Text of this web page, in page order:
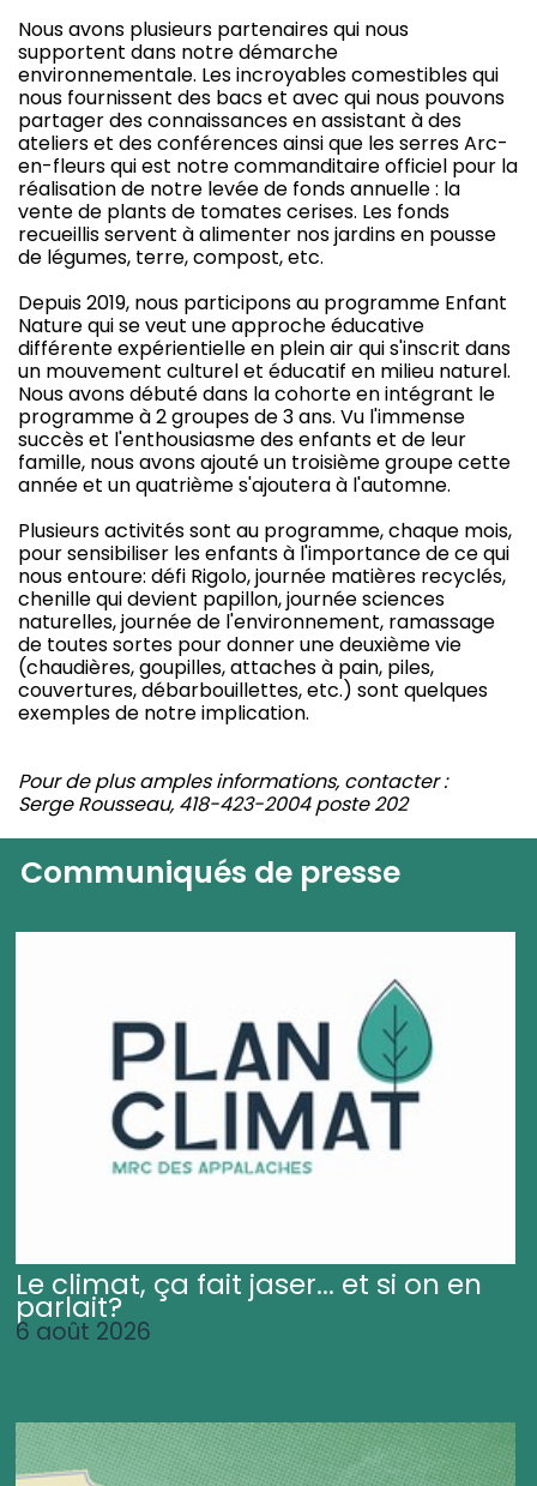
Nous avons plusieurs partenaires qui nous
supportent dans notre démarche
environnementale. Les incroyables comestibles qui
nous fournissent des bacs et avec qui nous pouvons
partager des connaissances en assistant à des
ateliers et des conférences ainsi que les serres Arc-
en-fleurs qui est notre commanditaire officiel pour la
réalisation de notre levée de fonds annuelle : la
vente de plants de tomates cerises. Les fonds
recueillis servent à alimenter nos jardins en pousse
de légumes, terre, compost, etc.
Depuis 2019, nous participons au programme Enfant
Nature qui se veut une approche éducative
différente expérientielle en plein air qui s'inscrit dans
un mouvement culturel et éducatif en milieu naturel.
Nous avons débuté dans la cohorte en intégrant le
programme à 2 groupes de 3 ans. Vu l'immense
succès et l'enthousiasme des enfants et de leur
famille, nous avons ajouté un troisième groupe cette
année et un quatrième s'ajoutera à l'automne.
Plusieurs activités sont au programme, chaque mois,
pour sensibiliser les enfants à l'importance de ce qui
nous entoure: défi Rigolo, journée matières recyclés,
chenille qui devient papillon, journée sciences
naturelles, journée de l'environnement, ramassage
de toutes sortes pour donner une deuxième vie
(chaudières, goupilles, attaches à pain, piles,
couvertures, débarbouillettes, etc.) sont quelques
exemples de notre implication.
Pour de plus amples informations, contacter :
Serge Rousseau, 418-423-2004 poste 202
Communiqués de presse
Le climat, ça fait jaser... et si on en
parlait?
6 août 2026